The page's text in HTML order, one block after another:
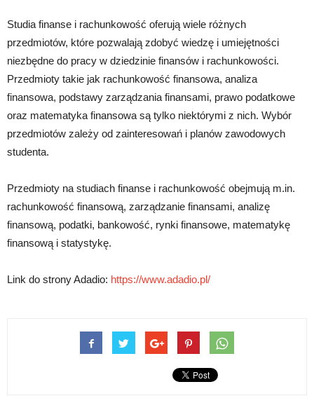
Studia finanse i rachunkowość oferują wiele różnych
przedmiotów, które pozwalają zdobyć wiedzę i umiejętności
niezbędne do pracy w dziedzinie finansów i rachunkowości.
Przedmioty takie jak rachunkowość finansowa, analiza
finansowa, podstawy zarządzania finansami, prawo podatkowe
oraz matematyka finansowa są tylko niektórymi z nich. Wybór
przedmiotów zależy od zainteresowań i planów zawodowych
studenta.
Przedmioty na studiach finanse i rachunkowość obejmują m.in.
rachunkowość finansową, zarządzanie finansami, analizę
finansową, podatki, bankowość, rynki finansowe, matematykę
finansową i statystykę.
Link do strony Adadio: https://www.adadio.pl/